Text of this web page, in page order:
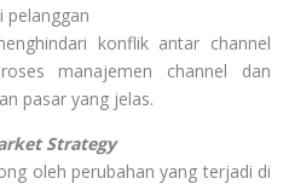
pelanggan
konflik antar channel
manajemen channel dan
pasar yang jelas.
Strategy
oleh perubahan yang terjadi di